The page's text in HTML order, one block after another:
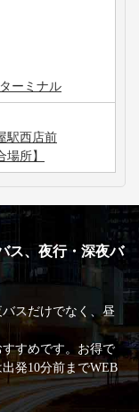
ーミナル
駅西店前
所】
ス、夜行・深夜バ
スだけでなく、昼
すめです。お得で
発10分前までWEB